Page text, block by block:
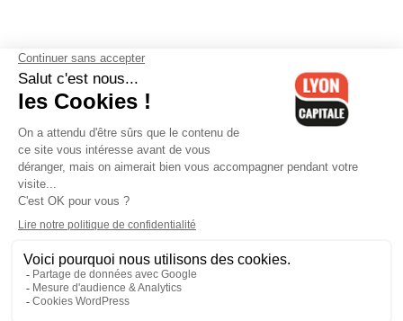
Contactez-nous-Mentions légales-CGV-Politique de
confidentialité-Gestion des cookies